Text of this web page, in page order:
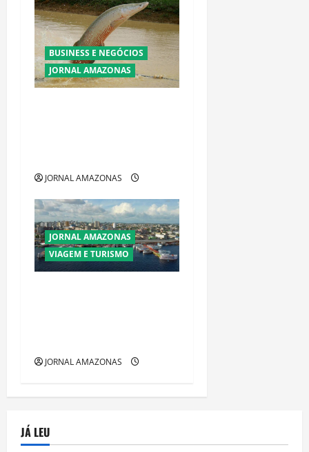
BUSINESS E NEGÓCIOS
JORNAL AMAZONAS
JORNAL AMAZONAS
JORNAL AMAZONAS
VIAGEM E TURISMO
JORNAL AMAZONAS
JÁ LEU